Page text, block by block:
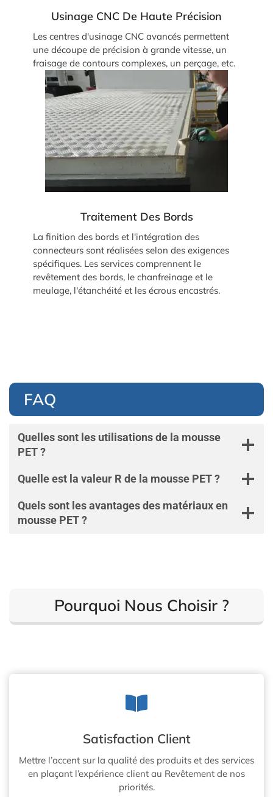
Usinage CNC De Haute Précision
Les centres d'usinage CNC avancés permettent
une découpe de précision à grande vitesse, un
fraisage de contours complexes, un perçage, etc.
Traitement Des Bords
La finition des bords et l'intégration des
connecteurs sont réalisées selon des exigences
spécifiques. Les services comprennent le
revêtement des bords, le chanfreinage et le
meulage, l'étanchéité et les écrous encastrés.
FAQ
Quelles sont les utilisations de la mousse
PET ?
Quelle est la valeur R de la mousse PET ?
Quels sont les avantages des matériaux en
mousse PET ?
Pourquoi Nous Choisir ?
Satisfaction Client
Mettre l’accent sur la qualité des produits et des services
en plaçant l’expérience client au Revêtement de nos
priorités.